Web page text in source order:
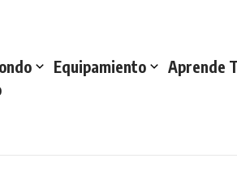
Equipamiento Aprende